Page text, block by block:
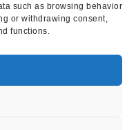
such as browsing behavior
or withdrawing consent,
functions.